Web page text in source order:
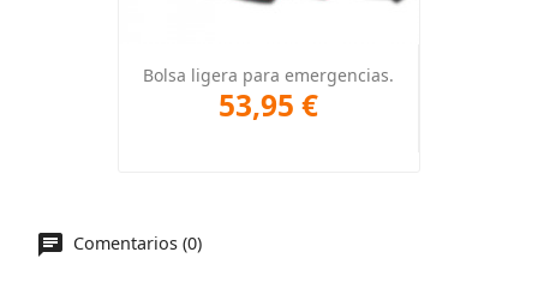
Bolsa ligera para emergencias.
53,95 €
Comentarios (0)